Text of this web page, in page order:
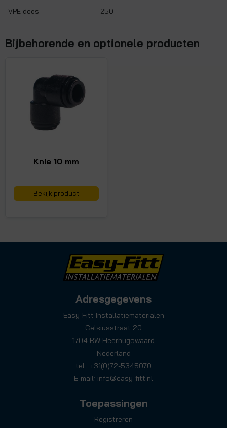
VPE doos: 250
Bijbehorende en optionele producten
Knie 10 mm
Bekijk product
Adresgegevens
Easy-Fitt Installatiematerialen
Celsiusstraat 20
1704 RW Heerhugowaard
Nederland
tel.: +31(0)72-5345070
E-mail: info@easy-fitt.nl
Toepassingen
Registreren